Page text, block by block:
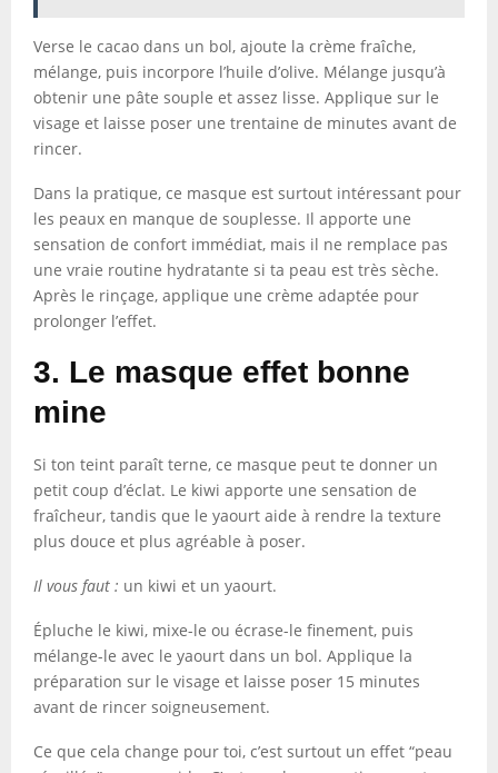
Verse le cacao dans un bol, ajoute la crème fraîche,
mélange, puis incorpore l’huile d’olive. Mélange jusqu’à
obtenir une pâte souple et assez lisse. Applique sur le
visage et laisse poser une trentaine de minutes avant de
rincer.
Dans la pratique, ce masque est surtout intéressant pour
les peaux en manque de souplesse. Il apporte une
sensation de confort immédiat, mais il ne remplace pas
une vraie routine hydratante si ta peau est très sèche.
Après le rinçage, applique une crème adaptée pour
prolonger l’effet.
3. Le masque effet bonne
mine
Si ton teint paraît terne, ce masque peut te donner un
petit coup d’éclat. Le kiwi apporte une sensation de
fraîcheur, tandis que le yaourt aide à rendre la texture
plus douce et plus agréable à poser.
Il vous faut : un kiwi et un yaourt.
Épluche le kiwi, mixe-le ou écrase-le finement, puis
mélange-le avec le yaourt dans un bol. Applique la
préparation sur le visage et laisse poser 15 minutes
avant de rincer soigneusement.
Ce que cela change pour toi, c’est surtout un effet “peau